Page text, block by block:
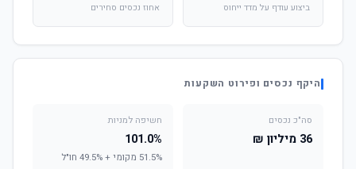
ביצוע עודף על מדד ייחוס אחוז נכסים סחירים
היקף נכסים ופירוט השקעות
סה"כ נכסים
36 מיליון ₪
חשיפה למניות
101.0%
51.5% מקומי + 49.5% חו"ל